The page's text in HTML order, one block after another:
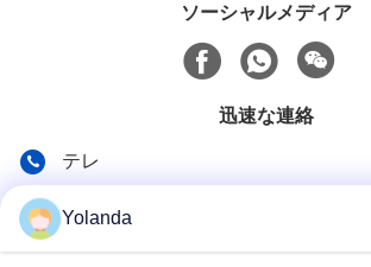
ソーシャルメディア
迅速な連絡
テレ
Yolanda